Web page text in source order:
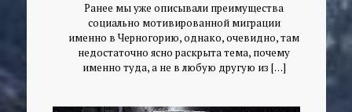
Ранее мы уже описывали преимущества
социально мотивированной миграции
именно в Черногорию, однако, очевидно, там
недостаточно ясно раскрыта тема, почему
именно туда, а не в любую другую из […]